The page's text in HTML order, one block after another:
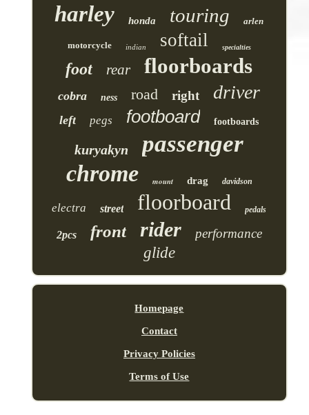
harley honda touring arlen
motorcycle indian softail specialties
foot rear floorboards
cobra ness road right driver
left pegs footboard footboards
kuryakyn passenger
chrome mount drag davidson
electra street floorboard pedals
2pcs front rider performance
glide
Homepage
Contact
Privacy Policies
Terms of Use